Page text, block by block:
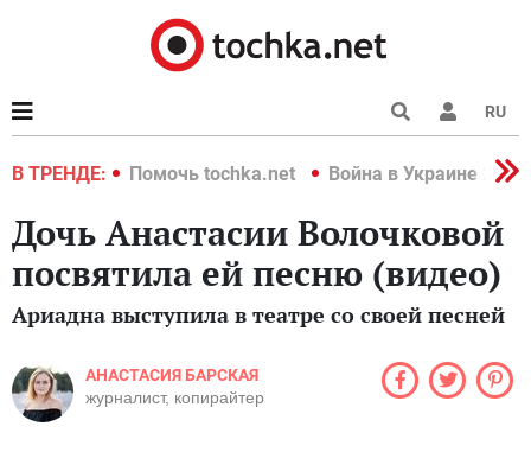
RU
В ТРЕНДЕ:
2022 Помочь tochka.net Война в Украине 2022
Дочь Анастасии Волочковой
посвятила ей песню (видео)
Ариадна выступила в театре со своей песней
АНАСТАСИЯ БАРСКАЯ
журналист, копирайтер